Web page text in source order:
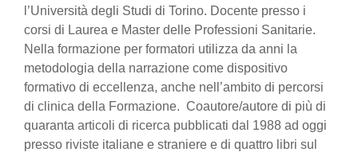
l’Università degli Studi di Torino. Docente presso i
corsi di Laurea e Master delle Professioni Sanitarie.
Nella formazione per formatori utilizza da anni la
metodologia della narrazione come dispositivo
formativo di eccellenza, anche nell’ambito di percorsi
di clinica della Formazione. Coautore/autore di più di
quaranta articoli di ricerca pubblicati dal 1988 ad oggi
presso riviste italiane e straniere e di quattro libri sul